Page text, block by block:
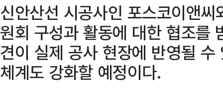
신안산선 시공사인 포스코이앤
원회 구성과 활동에 대한 협조를
견이 실제 공사 현장에 반영될 수
체계도 강화할 예정이다.